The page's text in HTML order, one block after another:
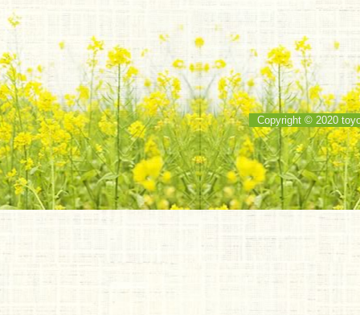
Copyright © 2020